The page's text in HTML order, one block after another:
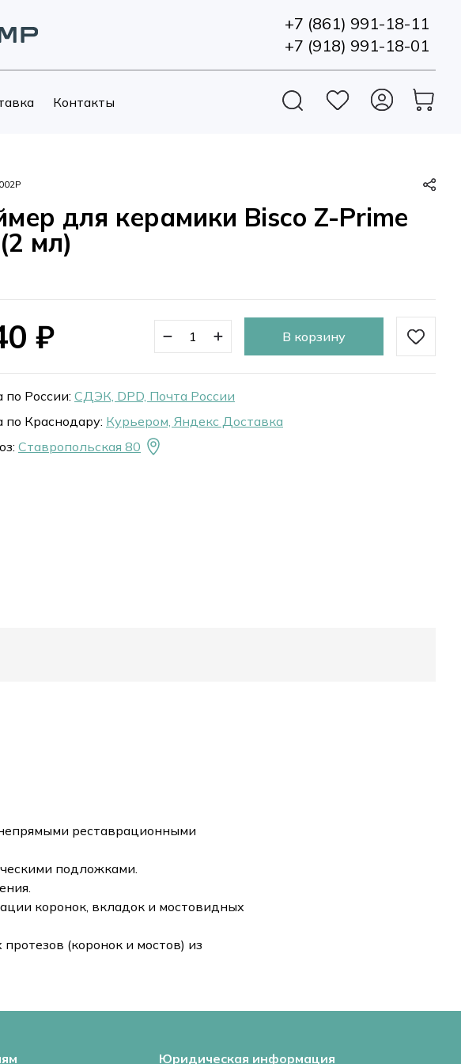
+7 (861) 991-18-11
+7 (918) 991-18-01
Контакты
для керамики Bisco Z-Prime
мл)
₽ В корзину
по России: СДЭК, DPD, Почта России
по Краснодару: Курьером, Яндекс Доставка
Ставропольская 80
реставрационными
подложками.
коронок, вкладок и мостовидных
(коронок и мостов) из
Юридическая информация